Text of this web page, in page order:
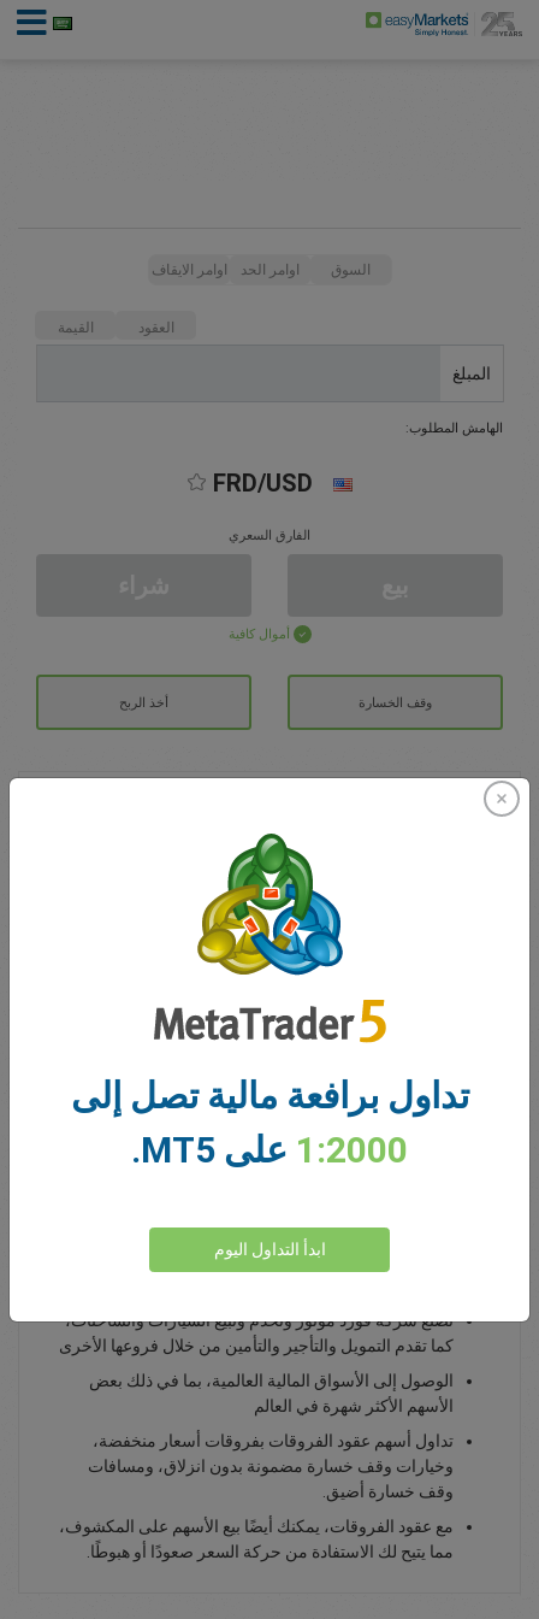
السوق اوامر الحد اوامر الايقاف
العقود القيمة
المبلغ
الهامش المطلوب:
FRD/USD
الفارق السعري
أموال كافية
وقف الخسارة أخذ الربح
إجمالي المكسب/الخسارة المفتوحة
Total Premium
يداع أموال
تصنع شركة فورد موتور وتخدم وتبيع السيارات والشاحنات،
كما تقدم التمويل والتأجير والتأمين من خلال فروعها الأخرى
الوصول إلى الأسواق المالية العالمية، بما في ذلك بعض
الأسهم الأكثر شهرة في العالم
تداول أسهم عقود الفروقات بفروقات أسعار منخفضة،
وخيارات وقف خسارة مضمونة بدون انزلاق، ومسافات
وقف خسارة أضيق.
مع عقود الفروقات، يمكنك أيضًا بيع الأسهم على المكشوف،
مما يتيح لك الاستفادة من حركة السعر صعودًا أو هبوطًا.
تداول برافعة مالية تصل إلى
1:2000 على MT5.
ابدأ التداول اليوم